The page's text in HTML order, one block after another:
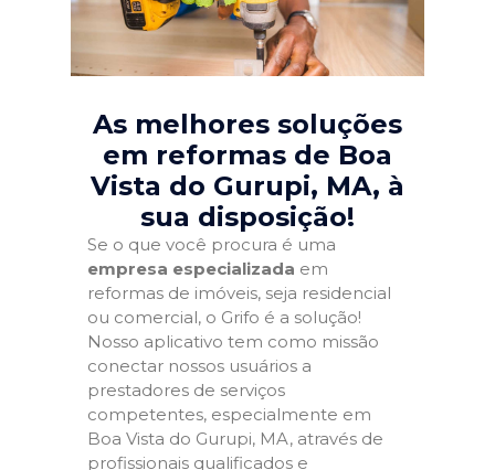
As melhores soluções
em reformas de Boa
Vista do Gurupi, MA, à
sua disposição!
Se o que você procura é uma
empresa especializada em
reformas de imóveis, seja residencial
ou comercial, o Grifo é a solução!
Nosso aplicativo tem como missão
conectar nossos usuários a
prestadores de serviços
competentes, especialmente em
Boa Vista do Gurupi, MA, através de
profissionais qualificados e